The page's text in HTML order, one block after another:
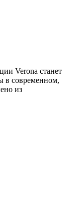
Verona станет
в современном,
из